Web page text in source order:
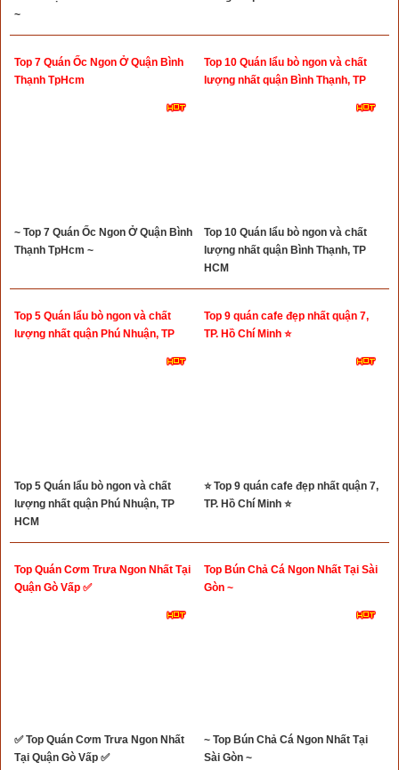
~
Top 7 Quán Ốc Ngon Ở Quận Bình
Thạnh TpHcm
~ Top 7 Quán Ốc Ngon Ở Quận Bình
Thạnh TpHcm ~
Top 10 Quán lẩu bò ngon và chất
lượng nhất quận Bình Thạnh, TP
Top 10 Quán lẩu bò ngon và chất
lượng nhất quận Bình Thạnh, TP
HCM
Top 5 Quán lẩu bò ngon và chất
lượng nhất quận Phú Nhuận, TP
Top 5 Quán lẩu bò ngon và chất
lượng nhất quận Phú Nhuận, TP
HCM
Top 9 quán cafe đẹp nhất quận 7,
TP. Hồ Chí Minh ⭐
⭐ Top 9 quán cafe đẹp nhất quận 7,
TP. Hồ Chí Minh ⭐
Top Quán Cơm Trưa Ngon Nhất Tại
Quận Gò Vấp ✅
✅ Top Quán Cơm Trưa Ngon Nhất
Tại Quận Gò Vấp ✅
Top Bún Chả Cá Ngon Nhất Tại Sài
Gòn ~
~ Top Bún Chả Cá Ngon Nhất Tại
Sài Gòn ~